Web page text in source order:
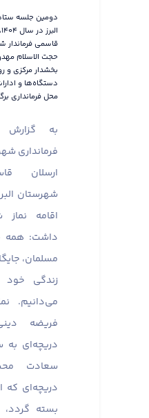
دومین جلسه
قاسمی فرماندار
حجت الاسلام
بخشدار مرکزی و
دستگاه‌ها و
محل فرمانداری
به گزارش
فرمانداری
ارسلان
شهرستان
اقامه نماز
داشت: همه
مسلمان،
زندگی خود
می‌دانیم.
فریضه
دریچه‌ای
سعادت
دریچه‌ای که
بسته